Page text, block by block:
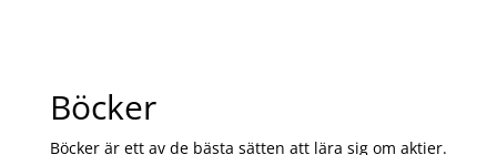
Böcker
Böcker är ett av de bästa sätten att lära sig om aktier.